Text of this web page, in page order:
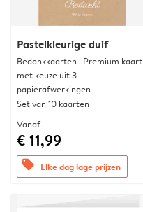
Pastelkleurige duif
Bedankkaarten | Premium kaart
met keuze uit 3
papierafwerkingen
Set van 10 kaarten
Vanaf
€ 11,99
offers Elke dag lage prijzen